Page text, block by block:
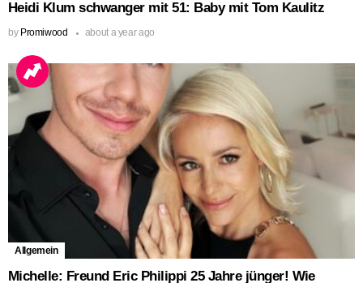
Heidi Klum schwanger mit 51: Baby mit Tom Kaulitz
by Promiwood about a year ago
Allgemein
Michelle: Freund Eric Philippi 25 Jahre jünger! Wie